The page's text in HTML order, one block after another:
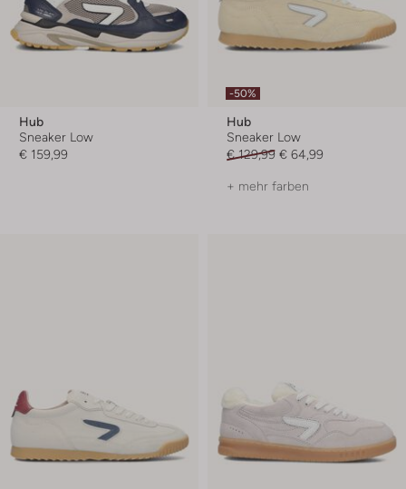
Hub
Sneaker Low
€ 159,99
-50%
Hub
Sneaker Low
€ 129,99 € 64,99
+ mehr farben